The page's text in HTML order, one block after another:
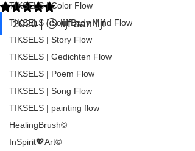
TIKSELS | Color Flow
TIKSELS | Soul Body Mind Flow
TIKSELS | Story Flow
TIKSELS | Gedichten Flow
TIKSELS | Poem Flow
TIKSELS | Song Flow
TIKSELS | painting flow
HealingBrush©
InSpirit💖Art©
Beoordeeld met NaN uit 5 sterren.
2020 | ⓒ lijf aan lijf